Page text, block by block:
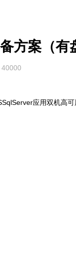
方案（有
应用双机高